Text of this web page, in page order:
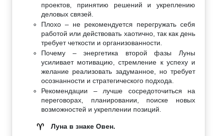
проектов, принятию решений и укреплению
деловых связей.
Плохо – не рекомендуется перегружать себя
работой или действовать хаотично, так как день
требует четкости и организованности.
Почему – энергетика второй фазы Луны
усиливает мотивацию, стремление к успеху и
желание реализовать задуманное, но требует
осознанности и стратегического подхода.
Рекомендации – лучше сосредоточиться на
переговорах, планировании, поиске новых
возможностей и укреплении позиций.
♈ Луна в знаке Овен.